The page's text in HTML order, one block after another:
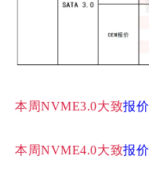
本周NVME3.0大致报价
本周NVME4.0大致报价